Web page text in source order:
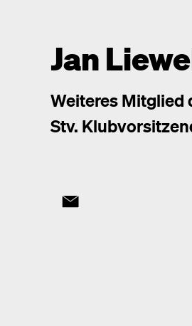
Jan
Weiteres Mitglied
Stv.